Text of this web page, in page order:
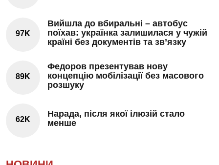
97K
Вийшла до вбиральні – автобус
поїхав: українка залишилася у чужій
країні без документів та зв’язку
89K
Федоров презентував нову
концепцію мобілізації без масового
розшуку
62K
Нарада, після якої ілюзій стало
менше